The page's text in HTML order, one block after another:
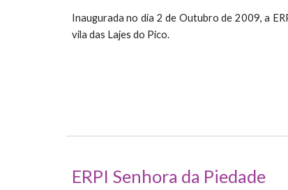
Inaugurada no dia 2 de Outubro de 2009, a
vila das Lajes do Pico.
ERPI Senhora da Piedade